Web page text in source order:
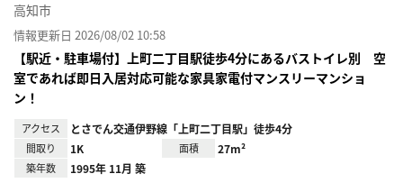
高知市
情報更新日 2026/08/02 10:58
【駅近・駐車場付】上町二丁目駅徒歩4分にあるバストイレ別 空
室であれば即日入居対応可能な家具家電付マンスリーマンショ
ン！
アクセス とさでん交通伊野線「上町二丁目駅」徒歩4分
間取り 1K 面積 27m²
築年数 1995年 11月 築